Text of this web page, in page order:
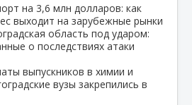
на 3,6 млн долларов: как
выходит на зарубежные рынки
область под ударом:
о последствиях атаки
выпускников в химии и
вузы закрепились в